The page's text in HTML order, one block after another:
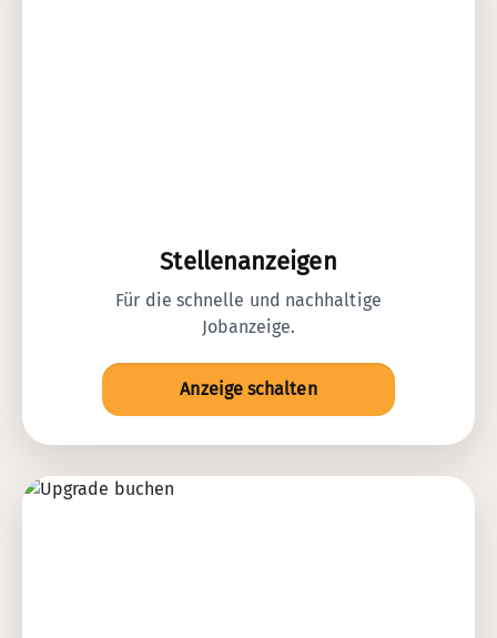
Stellenanzeigen
Für die schnelle und nachhaltige
Jobanzeige.
Anzeige schalten